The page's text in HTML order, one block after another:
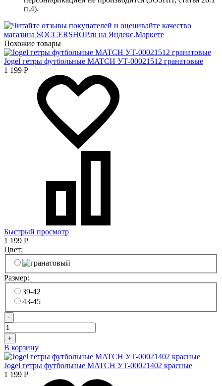
п.4).
Похожие товары
Jogel гетры футбольные MATCH УТ-00021512 гранатовые
1 199 Р
Быстрый просмотр
1 199 Р
Цвет:
Размер:
39-42
43-45
-
+
В корзину
Jogel гетры футбольные MATCH УТ-00021402 красные
1 199 Р